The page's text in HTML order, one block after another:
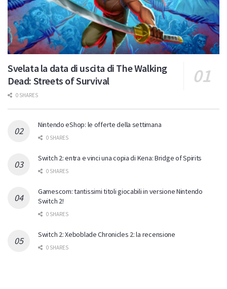
Svelata la data di uscita di The Walking
Dead: Streets of Survival
0 SHARES
Nintendo eShop: le offerte della settimana
0 SHARES
Switch 2: entra e vinci una copia di Kena: Bridge of Spirits
0 SHARES
Gamescom: tantissimi titoli giocabili in versione Nintendo
Switch 2!
0 SHARES
Switch 2: Xeboblade Chronicles 2: la recensione
0 SHARES